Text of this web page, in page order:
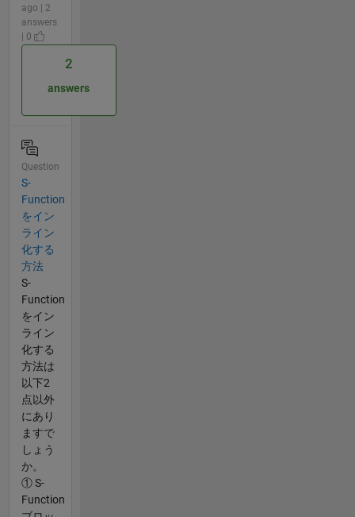
ago | 2
answers
| 0
2
answers
Question
S-
Function
をイン
ライン
化する
方法
S-
Function
をイン
ライン
化する
方法は
以下2
点以外
にあり
ますで
しょう
か。
① S-
Function